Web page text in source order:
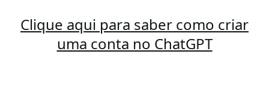
Clique aqui para saber como criar
uma conta no ChatGPT